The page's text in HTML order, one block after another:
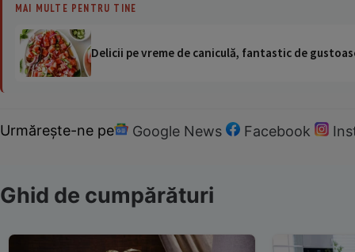
MAI MULTE PENTRU TINE
Delicii pe vreme de caniculă, fantastic de
Urmărește-ne pe Google News Facebook
Ghid de cumpărături